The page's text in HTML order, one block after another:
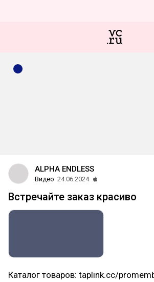
ALPHA ENDLESS
Видео 24.06.2024
Встречайте заказ красиво
Каталог товаров: taplink.cc/